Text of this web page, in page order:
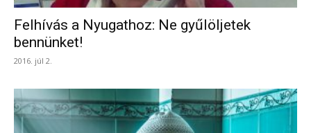
Felhívás a Nyugathoz: Ne gyűlöljetek
bennünket!
2016. júl 2.